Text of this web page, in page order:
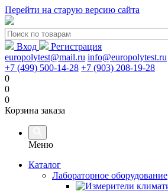
Перейти на старую версию сайта
Вход
Регистрация
europolytest@mail.ru info@europolytest.ru
+7 (499) 500-14-28 +7 (903) 208-19-28
0
0
0
Корзина заказа
Меню
Каталог
Лабораторное оборудование